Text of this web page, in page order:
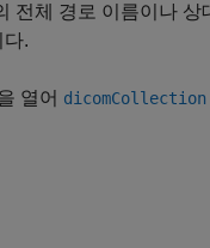
전체 경로 이름이나 상
다.
열어 dicomCollection